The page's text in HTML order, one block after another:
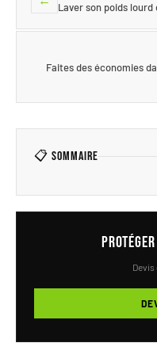
Laver son poids lourd
Faites des économies
📋 Sommaire
Devis